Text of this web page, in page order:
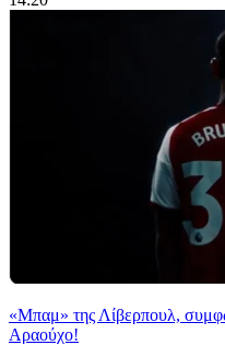
«Μπαμ» της Λίβερπουλ,
Αραούχο!